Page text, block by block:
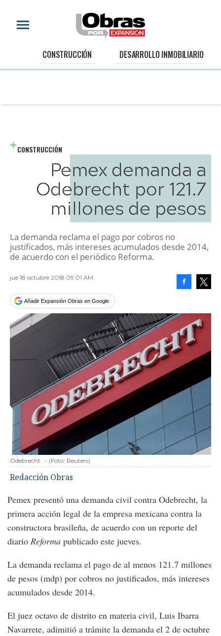
CONSTRUCCIÓN DESARROLLO INMOBILIARIO
CONSTRUCCIÓN
Pemex demanda a
Odebrecht por 121.7
millones de pesos
La demanda reclama el pago por cobros no
justificados, más intereses acumulados desde 2014,
de acuerdo con el periódico Reforma.
jue 18 octubre 2018 09:01 AM
Añadir Expansión Obras en Google
Odebrecht - (Foto: Reuters)
Redacción Obras
Pemex presentó una demanda civil contra Odebrecht, la
primera acción legal de la empresa mexicana contra la
constructora brasileña, de acuerdo con un reporte del
diario Reforma publicado este jueves.
La demanda reclama el pago de al menos 121.7 millones
de pesos (mdp) por cobros no justificados, más intereses
acumulados desde 2014.
El juez octavo de distrito en materia civil, Luis Ibarra
Navarrete, adimitió a trámite la demanda el 2 de octubre